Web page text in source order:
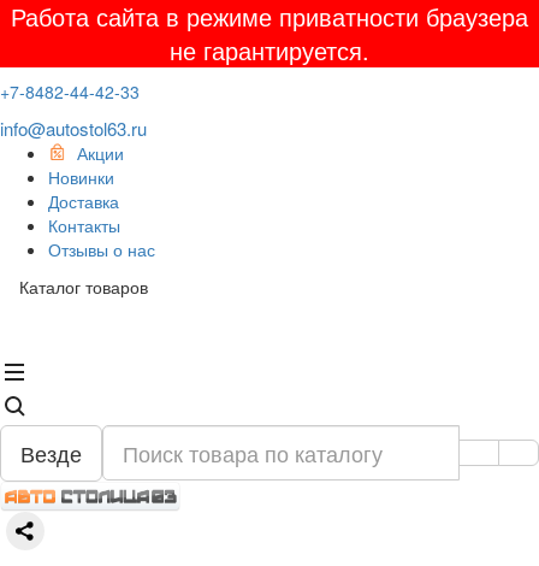
Работа сайта в режиме приватности браузера
не гарантируется.
+7-8482-44-42-33
info@autostol63.ru
Акции
Новинки
Доставка
Контакты
Отзывы о нас
Каталог товаров
Везде